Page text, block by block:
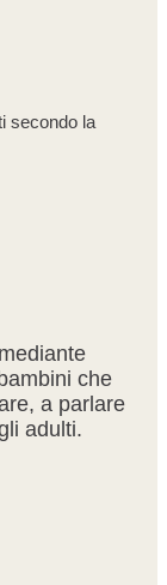
secondo la
che
a parlare
adulti.